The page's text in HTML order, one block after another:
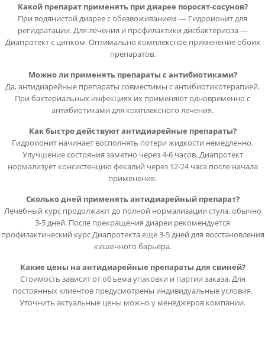
Какой препарат применять при диарее поросят-сосунов?
При водянистой диарее с обезвоживанием — Гидроионит для
регидратации. Для лечения и профилактики дисбактериоза —
Диапротект с цинком. Оптимально комплексное применение обоих
препаратов.
Можно ли применять препараты с антибиотиками?
Да, антидиарейные препараты совместимы с антибиотикотерапией.
При бактериальных инфекциях их применяют одновременно с
антибиотиками для комплексного лечения.
Как быстро действуют антидиарейные препараты?
Гидроионит начинает восполнять потери жидкости немедленно.
Улучшение состояния заметно через 4-6 часов. Диапротект
нормализует консистенцию фекалий через 12-24 часа после начала
применения.
Сколько дней применять антидиарейный препарат?
Лечебный курс продолжают до полной нормализации стула, обычно
3-5 дней. После прекращения диареи рекомендуется
профилактический курс Диапротекта еще 3-5 дней для восстановления
кишечного барьера.
Какие цены на антидиарейные препараты для свиней?
Стоимость зависит от объема упаковки и партии заказа. Для
постоянных клиентов предусмотрены индивидуальные условия.
Уточнить актуальные цены можно у менеджеров компании.